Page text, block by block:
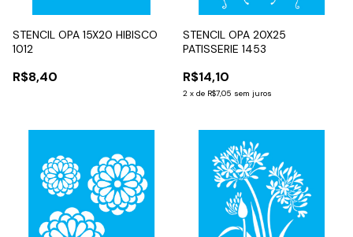
STENCIL OPA 15X20 HIBISCO
1012
R$8,40
STENCIL OPA 20X25
PATISSERIE 1453
R$14,10
2 x de R$7,05 sem juros